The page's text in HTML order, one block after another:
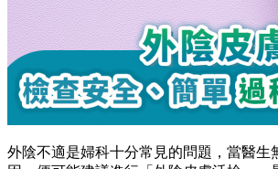
外陰不適是婦科十分常見的問題，當醫生